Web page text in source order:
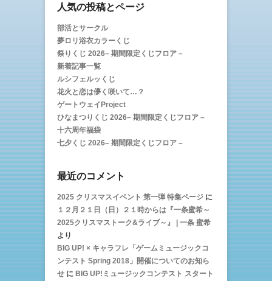
で
開
ま
)
人気の投稿とページ
部活とサークル
夢ロリ浴衣カラーくじ
祭りくじ 2026– 期間限定くじフロア –
新着記事一覧
ルシフェルッくじ
花火と恋は儚く咲いて…？
ゲートウェイProject
ひなまつりくじ 2026– 期間限定くじフロア –
十六周年福袋
七夕くじ 2026– 期間限定くじフロア –
最近のコメント
2025 クリスマスイベント 第一弾 特集ページ に
１２月２１日（日）２１時からは『一条蜜希～
2025クリスマストーク&ライブ～』 | 一条 蜜希
より
BIG UP! × キャラフレ「ゲームミュージックコ
ンテスト Spring 2018」開催についてのお知ら
せ に BIG UP!ミュージックコンテスト スタート